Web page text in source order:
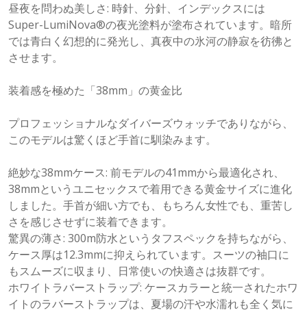
昼夜を問わぬ美しさ: 時針、分針、インデックスには
Super-LumiNova®の夜光塗料が塗布されています。暗所
では青白く幻想的に発光し、真夜中の氷河の静寂を彷彿と
させます。
装着感を極めた「38mm」の黄金比
プロフェッショナルなダイバーズウォッチでありながら、
このモデルは驚くほど手首に馴染みます。
絶妙な38mmケース: 前モデルの41mmから最適化され、
38mmというユニセックスで着用できる黄金サイズに進化
しました。手首が細い方でも、もちろん女性でも、重苦し
さを感じさせずに装着できます。
驚異の薄さ: 300m防水というタフスペックを持ちながら、
ケース厚は12.3mmに抑えられています。スーツの袖口に
もスムーズに収まり、日常使いの快適さは抜群です。
ホワイトラバーストラップ: ケースカラーと統一されたホワ
イトのラバーストラップは、夏場の汗や水濡れも全く気に